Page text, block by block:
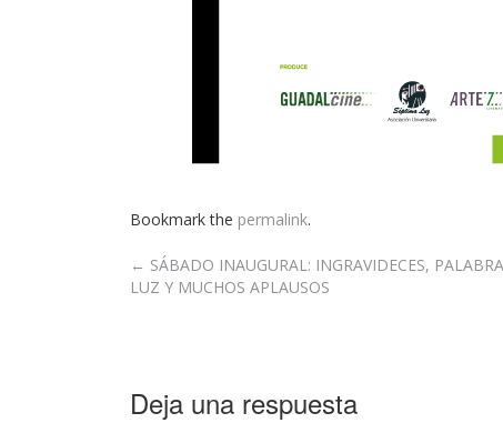
Bookmark the permalink.
Post
← SÁBADO INAUGURAL: INGRAVIDECES,
LUZ Y MUCHOS APLAUSOS
Deja una respuesta